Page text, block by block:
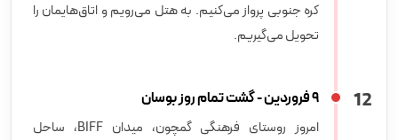
کره جنوبی پرواز می‌کنیم. به هتل می‌رویم و اتاق‌هایمان را
تحویل می‌گیریم.
12 9 فروردین - گشت تمام روز بوسان
امروز روستای فرهنگی گمچون، میدان BIFF، ساحل